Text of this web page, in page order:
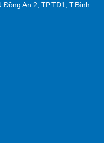
Đồng An 2, TP.TD1, T.Bình